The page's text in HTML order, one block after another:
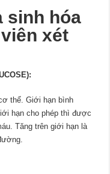
sinh hóa
xét
thể. Giới hạn bình
hạn cho phép thì được
Tăng trên giới hạn là